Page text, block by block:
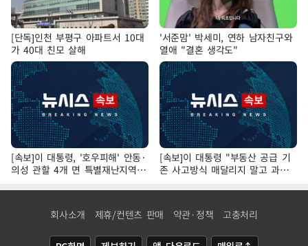
[단독]인천 부평구 아파트서 10대
가 40대 친모 살해
'서준맘' 박세미, 연하 남자친구와
열애 "결혼 생각도"
[속보]이 대통령, '호우피해' 안동·
의성 관할 4개 면 특별재난지역
선포
[속보]이 대통령 "부동산 공급 기
존 사고방식 매달리지 말고 과감
히 실천"
회사소개 제휴/컨텐츠 판매 약관·정책 고충처리